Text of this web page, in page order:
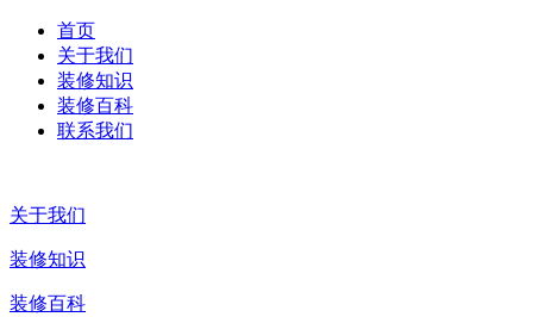
首页
关于我们
装修知识
装修百科
联系我们
关于我们
装修知识
装修百科